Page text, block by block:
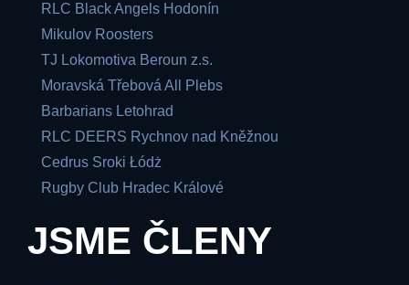
RLC Black Angels Hodonín
Mikulov Roosters
TJ Lokomotiva Beroun z.s.
Moravská Třebová All Plebs
Barbarians Letohrad
RLC DEERS Rychnov nad Kněžnou
Cedrus Sroki Łódż
Rugby Club Hradec Králové
JSME ČLENY